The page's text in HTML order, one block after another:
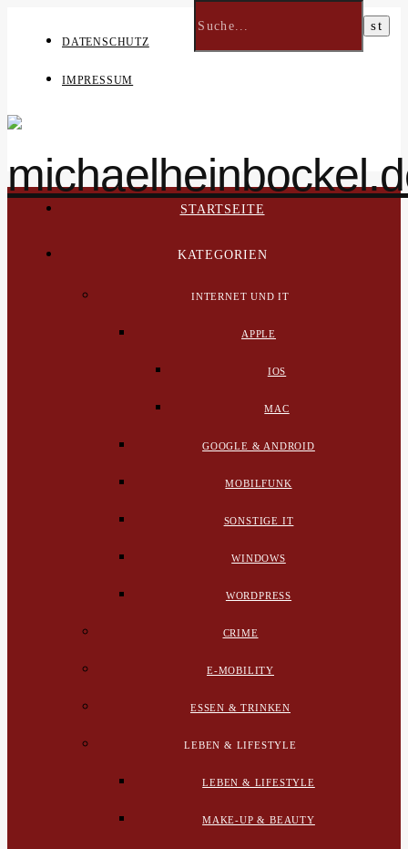
DATENSCHUTZ
IMPRESSUM
STARTSEITE
KATEGORIEN
INTERNET UND IT
APPLE
IOS
MAC
GOOGLE & ANDROID
MOBILFUNK
SONSTIGE IT
WINDOWS
WORDPRESS
CRIME
E-MOBILITY
ESSEN & TRINKEN
LEBEN & LIFESTYLE
LEBEN & LIFESTYLE
MAKE-UP & BEAUTY